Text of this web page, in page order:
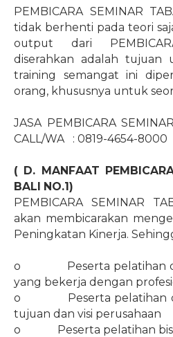
PEMBICARA SEMINAR
tidak berhenti pada teori
output dari
diserahkan adalah tujuan
training semangat ini
orang, khususnya untuk
JASA PEMBICARA
CALL/WA
: 0819-4654-8000
( D. MANFAAT
BALI NO.1)
PEMBICARA SEMINAR
akan membicarakan
Peningkatan Kinerja.
o
Peserta pelatihan
yang bekerja dengan
o
Peserta pelatihan
tujuan dan visi perusahaan
o
Peserta pelatihan